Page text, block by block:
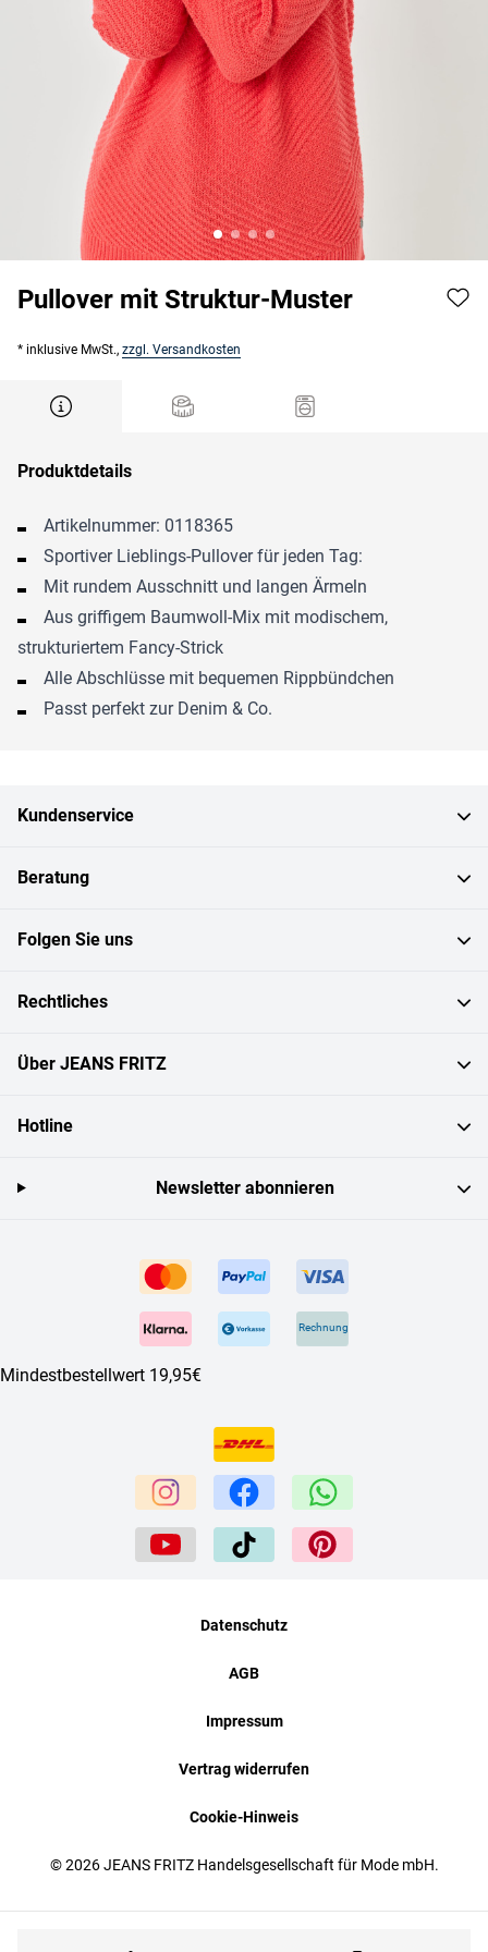
Pullover mit Struktur-Muster
* inklusive MwSt., zzgl. Versandkosten
Produktdetails
Artikelnummer: 0118365
Sportiver Lieblings-Pullover für jeden Tag:
Mit rundem Ausschnitt und langen Ärmeln
Aus griffigem Baumwoll-Mix mit modischem,
strukturiertem Fancy-Strick
Alle Abschlüsse mit bequemen Rippbündchen
Passt perfekt zur Denim & Co.
Kundenservice
Beratung
Folgen Sie uns
Rechtliches
Über JEANS FRITZ
Hotline
Rechnung
Mindestbestellwert 19,95€
Newsletter abonnieren
© 2026 JEANS FRITZ Handelsgesellschaft für Mode mbH.
Datenschutz
AGB
Impressum
Vertrag widerrufen
Cookie-Hinweis